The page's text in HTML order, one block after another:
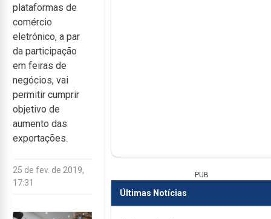
plataformas de
comércio
eletrónico, a par
da participação
em feiras de
negócios, vai
permitir cumprir
objetivo de
aumento das
exportações.
25 de fev. de 2019,
17:31
PUB
Últimas Notícias